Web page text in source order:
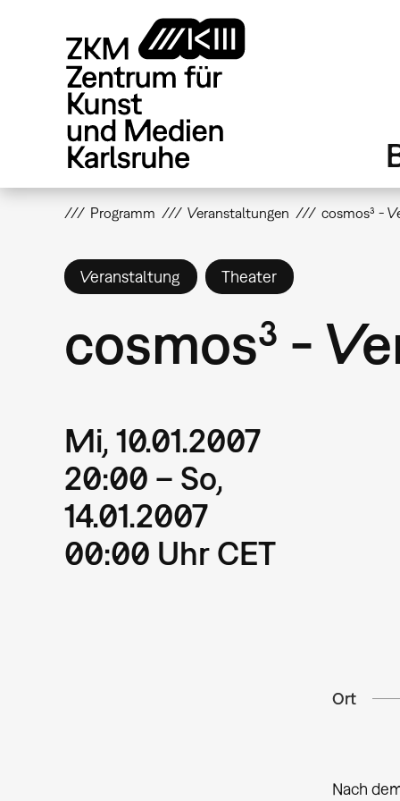
Programm Veranstaltungen cosmos³ -
Veranstaltung Theater
cosmos³ -
Mi, 10.01.2007
20:00 – So,
14.01.2007
00:00 Uhr CET
Ort
Nach